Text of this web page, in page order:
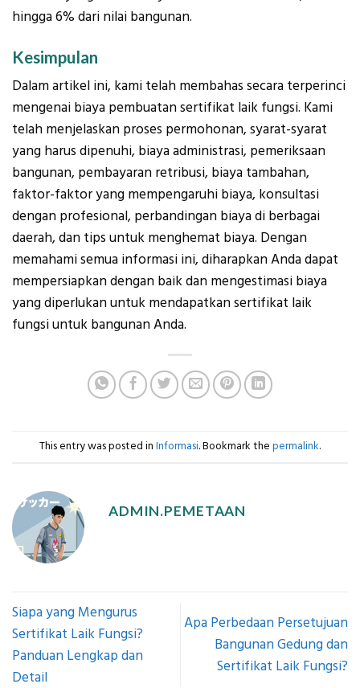
hingga 6% dari nilai bangunan.
Kesimpulan
Dalam artikel ini, kami telah membahas secara terperinci
mengenai biaya pembuatan sertifikat laik fungsi. Kami
telah menjelaskan proses permohonan, syarat-syarat
yang harus dipenuhi, biaya administrasi, pemeriksaan
bangunan, pembayaran retribusi, biaya tambahan,
faktor-faktor yang mempengaruhi biaya, konsultasi
dengan profesional, perbandingan biaya di berbagai
daerah, dan tips untuk menghemat biaya. Dengan
memahami semua informasi ini, diharapkan Anda dapat
mempersiapkan dengan baik dan mengestimasi biaya
yang diperlukan untuk mendapatkan sertifikat laik
fungsi untuk bangunan Anda.
This entry was posted in Informasi. Bookmark the permalink.
ADMIN.PEMETAAN
Siapa yang Mengurus
Sertifikat Laik Fungsi?
Panduan Lengkap dan
Detail
Apa Perbedaan Persetujuan
Bangunan Gedung dan
Sertifikat Laik Fungsi?